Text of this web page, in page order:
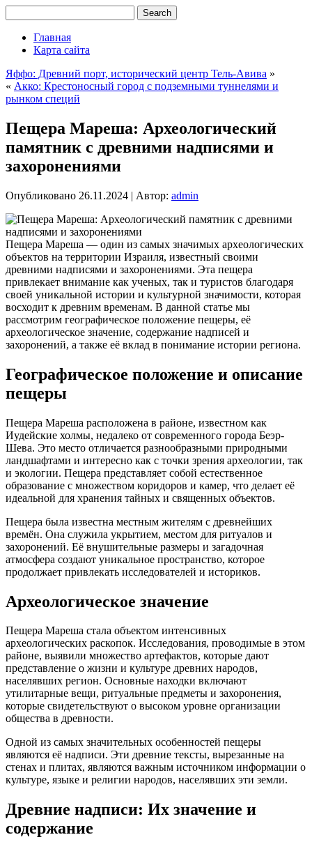
Главная
Карта сайта
Яффо: Древний порт, исторический центр Тель-Авива »
« Акко: Крестоносный город с подземными туннелями и
рынком специй
Пещера Мареша: Археологический
памятник с древними надписями и
захоронениями
Опубликовано 26.11.2024 | Автор: admin
Пещера Мареша — один из самых значимых археологических
объектов на территории Израиля, известный своими
древними надписями и захоронениями. Эта пещера
привлекает внимание как ученых, так и туристов благодаря
своей уникальной истории и культурной значимости, которая
восходит к древним временам. В данной статье мы
рассмотрим географическое положение пещеры, её
археологическое значение, содержание надписей и
захоронений, а также её вклад в понимание истории региона.
Географическое положение и описание
пещеры
Пещера Мареша расположена в районе, известном как
Иудейские холмы, недалеко от современного города Беэр-
Шева. Это место отличается разнообразными природными
ландшафтами и интересно как с точки зрения археологии, так
и экологии. Пещера представляет собой естественное
образование с множеством коридоров и камер, что делает её
идеальной для хранения тайных и священных объектов.
Пещера была известна местным жителям с древнейших
времён. Она служила укрытием, местом для ритуалов и
захоронений. Её внушительные размеры и загадочная
атмосфера создают уникальное пространство, которое
продолжает привлекать исследователей и историков.
Археологическое значение
Пещера Мареша стала объектом интенсивных
археологических раскопок. Исследования, проводимые в этом
районе, выявили множество артефактов, которые дают
представление о жизни и культуре древних народов,
населявших регион. Основные находки включают
утилитарные вещи, ритуальные предметы и захоронения,
которые свидетельствуют о высоком уровне организации
общества в древности.
Одной из самых значительных особенностей пещеры
являются её надписи. Эти древние тексты, вырезанные на
стенах и плитах, являются важным источником информации о
культуре, языке и религии народов, населявших эти земли.
Древние надписи: Их значение и
содержание